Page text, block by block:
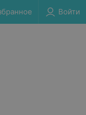
Войти